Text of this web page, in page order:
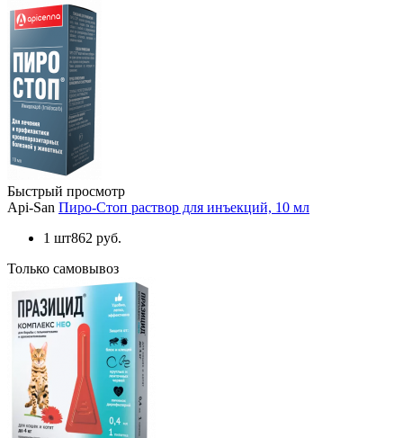
Быстрый просмотр
Api-San Пиро-Стоп раствор для инъекций, 10 мл
1 шт862 руб.
Только самовывоз